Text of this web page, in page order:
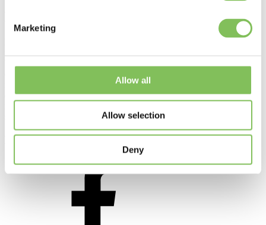
Marketing
Allow all
Allow selection
Deny
feestelijk gala awards uit aan winnaars in acht verschillende
categorieën. Tijdens dit evenement kunnen alle onderdelen van de
samen de helden van de industrie in het zonnetje.”
Deel dit bericht